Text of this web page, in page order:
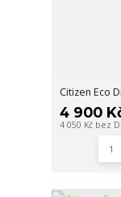
Citizen Eco
4 900
4 050 Kč bez